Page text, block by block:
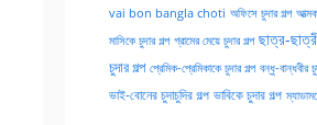
vai bon bangla choti অফিসে চুদার গল্প
মাসিকে চুদার গল্প গ্রামের মেয়ে চুদার গল্প ছাত্র-
চুদার গল্প প্রেমিক-প্রেমিকাকে চুদার গল্প বন্ধু-বান্ধবীর
ভাই-বোনের চুদাচুদির গল্প ভাবিকে চুদার গল্প